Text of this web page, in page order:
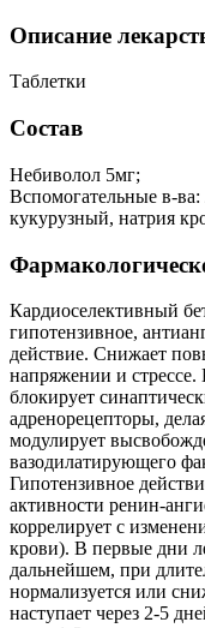
Описание
Таблетки
Состав
Небиволол 5мг;
Вспомогательные в-
кукурузный, натрия
Кардиоселективный
гипотензивное,
действие. Снижает
напряжении и стрессе.
блокирует
адренорецепторы,
модулирует
вазодилатирующего
Гипотензивное
активности ренин-
коррелирует с
крови). В первые дни
дальнейшем, при
нормализуется или
наступает через 2-5